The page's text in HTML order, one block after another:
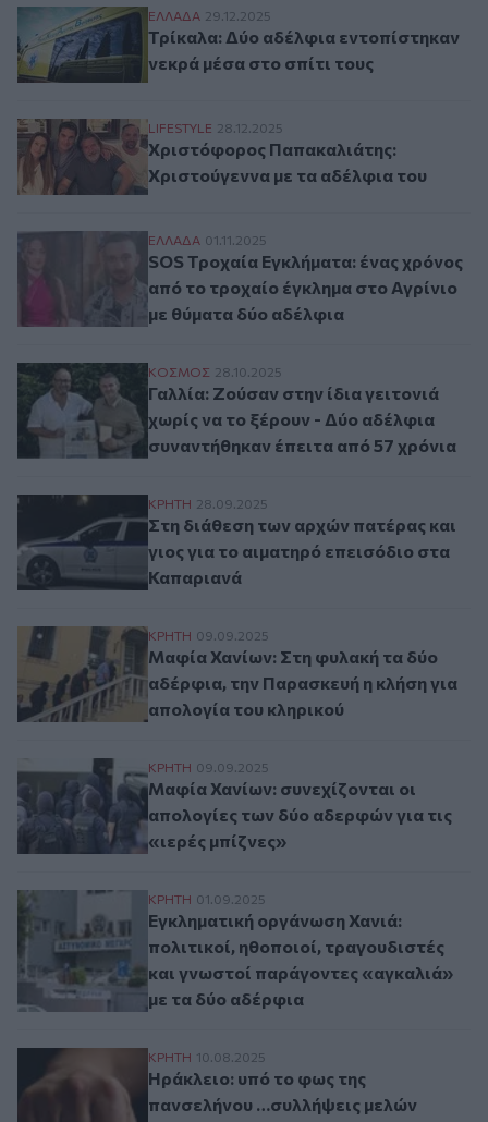
Τρίκαλα: Δύο αδέλφια εντοπίστηκαν
ΕΛΛAΔΑ 29.12.2025
Τρίκαλα: Δύο αδέλφια εντοπίστηκαν
νεκρά μέσα στο σπίτι τους
Χριστόφορος Παπακαλιάτης:
LIFESTYLE 28.12.2025
Χριστόφορος Παπακαλιάτης:
Χριστούγεννα με τα αδέλφια του
SOS Τροχαία Εγκλήματα: ένας χρόνος
ΕΛΛAΔΑ 01.11.2025
SOS Τροχαία Εγκλήματα: ένας χρόνος
από το τροχαίο έγκλημα στο Αγρίνιο
με θύματα δύο αδέλφια
Γαλλία: Ζούσαν στην ίδια γειτονιά
ΚΟΣΜΟΣ 28.10.2025
Γαλλία: Ζούσαν στην ίδια γειτονιά
χωρίς να το ξέρουν - Δύο αδέλφια
συναντήθηκαν έπειτα από 57 χρόνια
Στη διάθεση των αρχών πατέρας και
ΚΡΗΤΗ 28.09.2025
Στη διάθεση των αρχών πατέρας και
γιος για το αιματηρό επεισόδιο στα
Καπαριανά
Μαφία Χανίων: Στη φυλακή τα δύο
ΚΡΗΤΗ 09.09.2025
Μαφία Χανίων: Στη φυλακή τα δύο
αδέρφια, την Παρασκευή η κλήση για
απολογία του κληρικού
Μαφία Χανίων: συνεχίζονται οι
ΚΡΗΤΗ 09.09.2025
Μαφία Χανίων: συνεχίζονται οι
απολογίες των δύο αδερφών για τις
«ιερές μπίζνες»
Εγκληματική οργάνωση Χανιά:
ΚΡΗΤΗ 01.09.2025
Εγκληματική οργάνωση Χανιά:
πολιτικοί, ηθοποιοί, τραγουδιστές
και γνωστοί παράγοντες «αγκαλιά»
με τα δύο αδέρφια
Ηράκλειο: υπό το φως της πανσελήνου
ΚΡΗΤΗ 10.08.2025
Ηράκλειο: υπό το φως της
πανσελήνου …συλλήψεις μελών